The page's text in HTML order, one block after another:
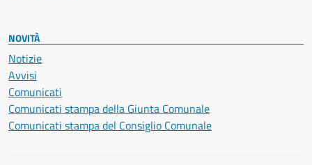
NOVITÀ
Notizie
Avvisi
Comunicati
Comunicati stampa della Giunta Comunale
Comunicati stampa del Consiglio Comunale